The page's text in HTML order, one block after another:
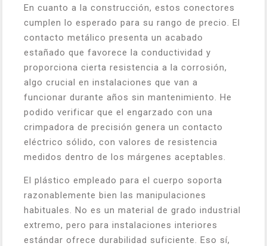
En cuanto a la construcción, estos conectores
cumplen lo esperado para su rango de precio. El
contacto metálico presenta un acabado
estañado que favorece la conductividad y
proporciona cierta resistencia a la corrosión,
algo crucial en instalaciones que van a
funcionar durante años sin mantenimiento. He
podido verificar que el engarzado con una
crimpadora de precisión genera un contacto
eléctrico sólido, con valores de resistencia
medidos dentro de los márgenes aceptables.
El plástico empleado para el cuerpo soporta
razonablemente bien las manipulaciones
habituales. No es un material de grado industrial
extremo, pero para instalaciones interiores
estándar ofrece durabilidad suficiente. Eso sí,